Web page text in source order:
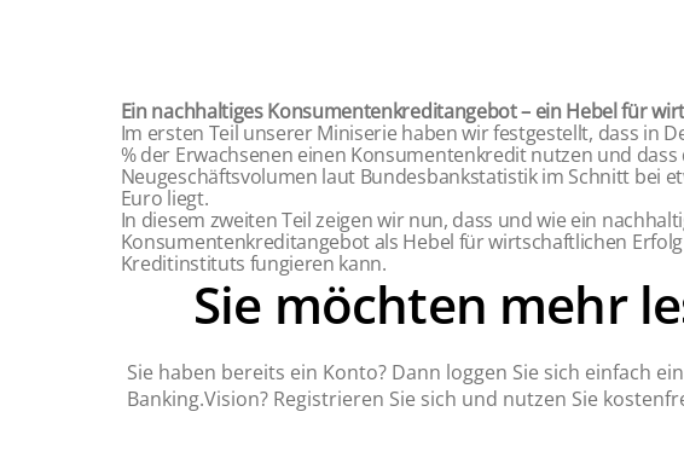
Ein nachhaltiges Konsumentenkreditangebot – ein Hebel für
Im ersten Teil unserer Miniserie haben wir festgestellt, dass in
% der Erwachsenen einen Konsumentenkredit nutzen und
Neugeschäftsvolumen laut Bundesbankstatistik im Schnitt bei
Euro liegt.
In diesem zweiten Teil zeigen wir nun, dass und wie ein
Konsumentenkreditangebot als Hebel für wirtschaftlichen
Kreditinstituts fungieren kann.
Sie möchten mehr
Sie haben bereits ein Konto? Dann loggen Sie sich einfach
Banking.Vision? Registrieren Sie sich und nutzen Sie